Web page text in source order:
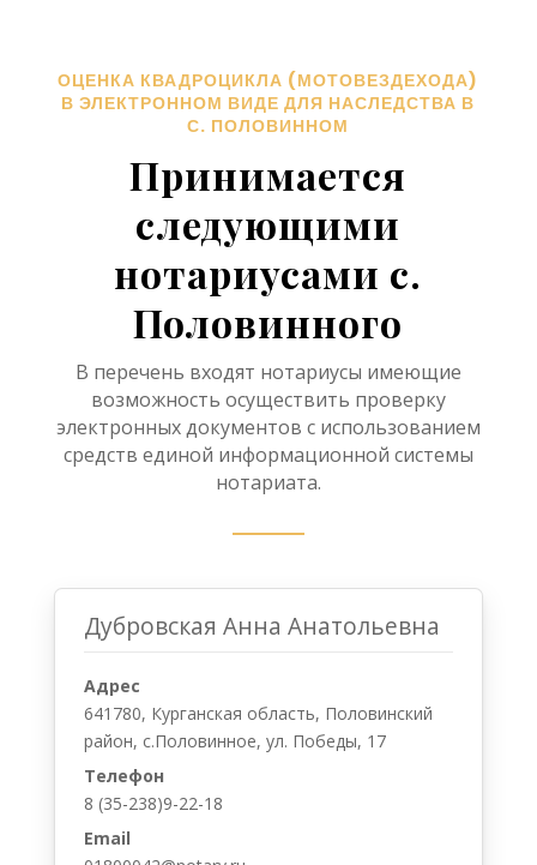
ОЦЕНКА КВАДРОЦИКЛА (МОТОВЕЗДЕХОДА)
В ЭЛЕКТРОННОМ ВИДЕ ДЛЯ НАСЛЕДСТВА В
С. ПОЛОВИННОМ
Принимается
следующими
нотариусами с.
Половинного
В перечень входят нотариусы имеющие
возможность осуществить проверку
электронных документов с использованием
средств единой информационной системы
нотариата.
Дубровская Анна Анатольевна
Адрес
641780, Курганская область, Половинский
район, с.Половинное, ул. Победы, 17
Телефон
8 (35-238)9-22-18
Email